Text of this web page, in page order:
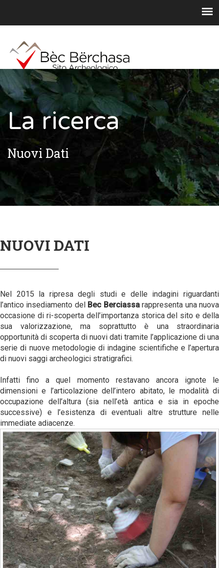
La ricerca
Nuovi Dati
NUOVI DATI
Nel 2015 la ripresa degli studi e delle indagini riguardanti
l’antico insediamento del Bec Berciassarappresenta una nuova
occasione di ri-scoperta dell’importanza storica del sito e della
sua valorizzazione, ma soprattutto è una straordinaria
opportunità di scoperta di nuovi dati tramite l’applicazione di una
serie di nuove metodologie di indagine scientifiche e l’apertura
di nuovi saggi archeologici stratigrafici.
Infatti fino a quel momento restavano ancora ignote le
dimensioni e l’articolazione dell’intero abitato, le modalità di
occupazione dell’altura (sia nell’età antica e sia in epoche
successive) e l’esistenza di eventuali altre strutture nelle
immediate adiacenze.